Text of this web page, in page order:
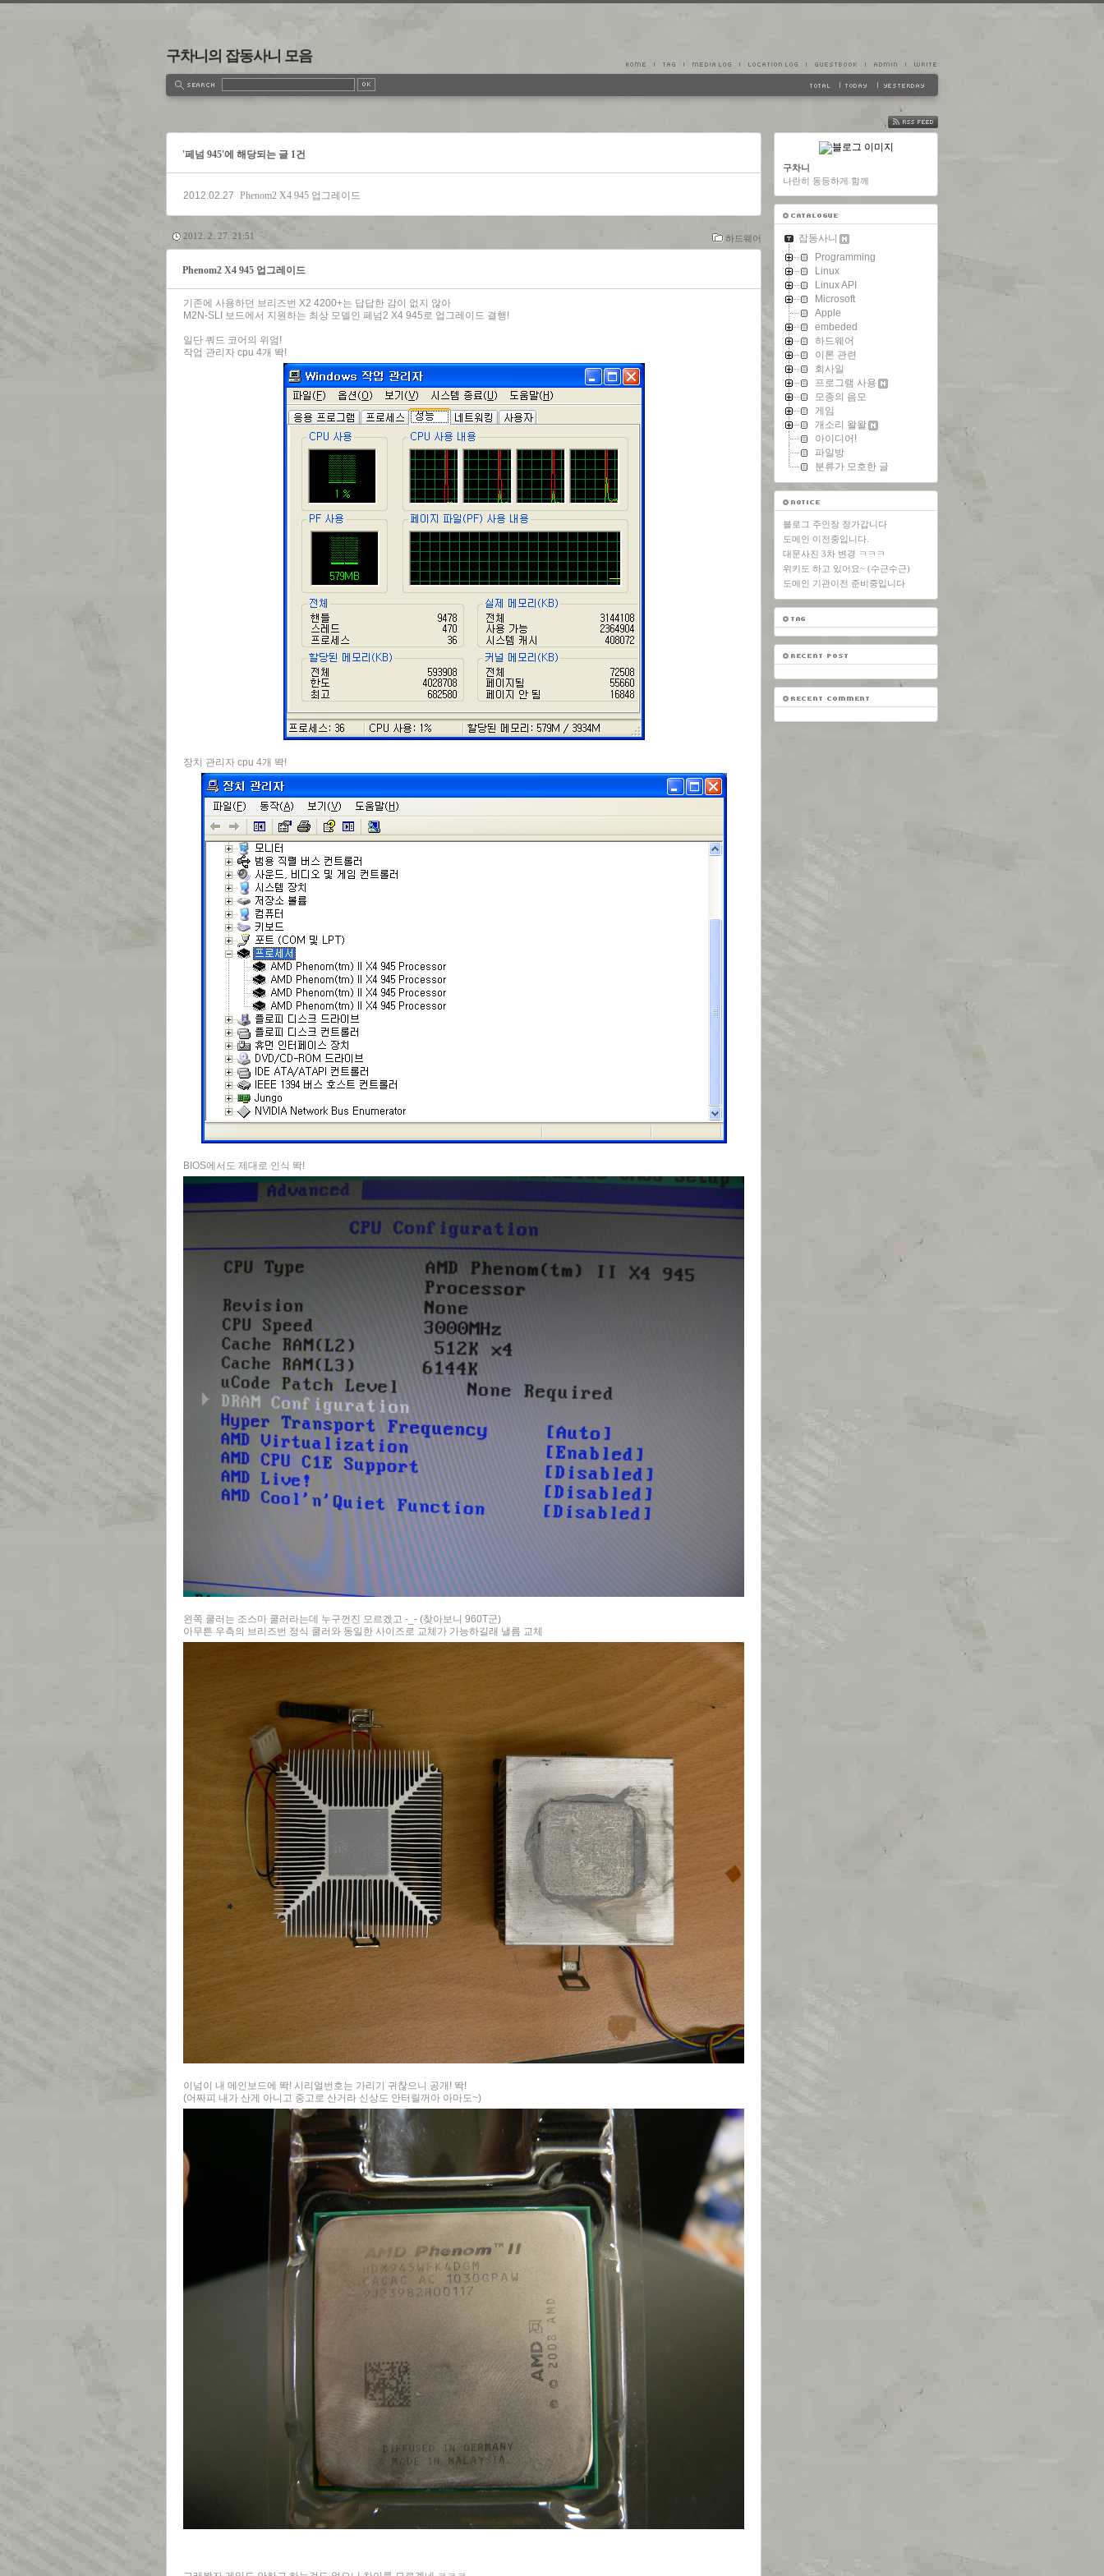
구차니의 잡동사니 모음
'페넘 945'에 해당되는 글 1건
2012.02.27 Phenom2 X4 945 업그레이드
하드웨어
2012. 2. 27. 21:51
Phenom2 X4 945 업그레이드
기존에 사용하던 브리즈번 X2 4200+는 답답한 감이 없지 않아
M2N-SLI 보드에서 지원하는 최상 모델인 페넘2 X4 945로 업그레이드 결행!
일단 쿼드 코어의 위엄!
작업 관리자 cpu 4개 똭!
장치 관리자 cpu 4개 똭!
BIOS에서도 제대로 인식 똭!
왼쪽 쿨러는 조스마 쿨러라는데 누구껀진 모르겠고 -_- (찾아보니 960T군)
아무튼 우측의 브리즈번 정식 쿨러와 동일한 사이즈로 교체가 가능하길래 낼름 교체
이넘이 내 메인보드에 똭! 시리얼번호는 가리기 귀찮으니 공개! 똭!
(어짜피 내가 산게 아니고 중고로 산거라 신상도 안터릴꺼아 아마도~)
FEED
구차니
나란히 동등하게 함께
잡동사니
Programming
Linux
Linux API
Microsoft
Apple
embeded
하드웨어
이론 관련
회사일
프로그램 사용
모종의 음모
게임
개소리 왈왈
아이디어!
파일방
분류가 모호한 글
블로그 주인장 장가갑니다
도메인 이전중입니다.
대문사진 3차 변경 ㅋㅋㅋ
위키도 하고 있어요~ (수근수근)
도메인 기관이전 준비중입니다